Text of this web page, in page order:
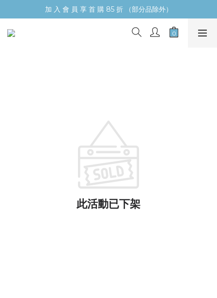
加 入 會 員 享 首 購 85 折 （部分品除外）
此活動已下架